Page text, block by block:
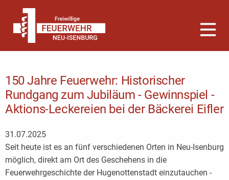
150 Jahre Feuerwehr: Historischer
Rundgang zum Jubiläum - Gewinnspiel -
Aktions-Leckereien bei der Bäckerei Eifler
31.07.2025
Seit heute ist es an fünf verschiedenen Orten in Neu-Isenburg
möglich, direkt am Ort des Geschehens in die
Feuerwehrgeschichte der Hugenottenstadt einzutauchen -